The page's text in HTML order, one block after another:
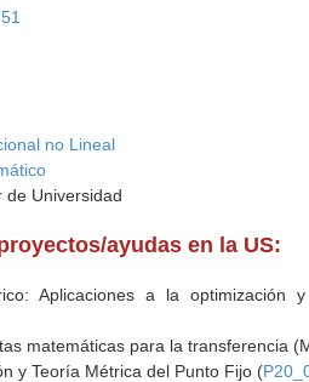
no Lineal
de Universidad
ayudas en la US:
Aplicaciones a la
matemáticas para la transferencia
y Teoría Métrica del Punto Fijo (